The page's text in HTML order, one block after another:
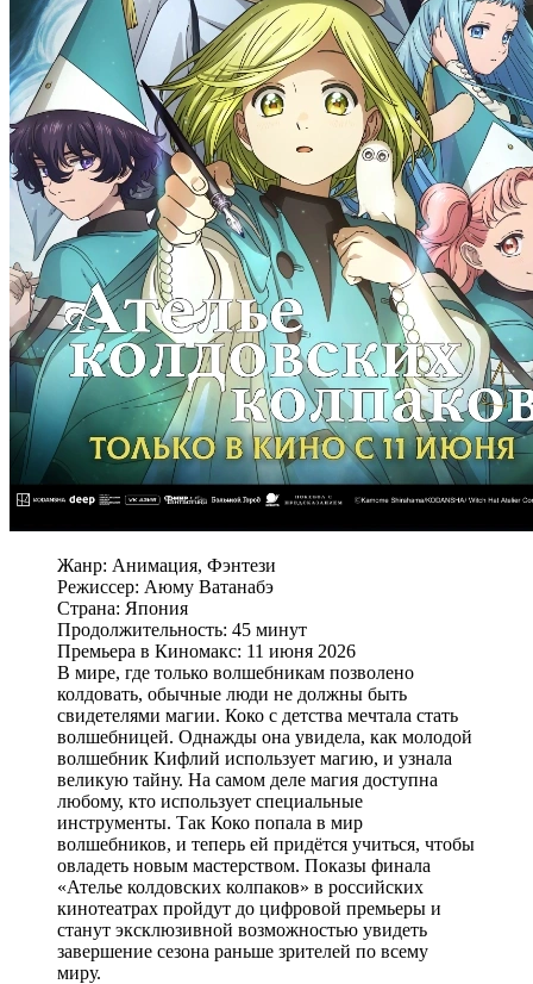
Жанр: Анимация, Фэнтези
Режиссер: Аюму Ватанабэ
Страна: Япония
Продолжительность: 45 минут
Премьера в Киномакс: 11 июня 2026
В мире, где только волшебникам позволено
колдовать, обычные люди не должны быть
свидетелями магии. Коко с детства мечтала стать
волшебницей. Однажды она увидела, как молодой
волшебник Кифлий использует магию, и узнала
великую тайну. На самом деле магия доступна
любому, кто использует специальные
инструменты. Так Коко попала в мир
волшебников, и теперь ей придётся учиться, чтобы
овладеть новым мастерством. Показы финала
«Ателье колдовских колпаков» в российских
кинотеатрах пройдут до цифровой премьеры и
станут эксклюзивной возможностью увидеть
завершение сезона раньше зрителей по всему
миру.